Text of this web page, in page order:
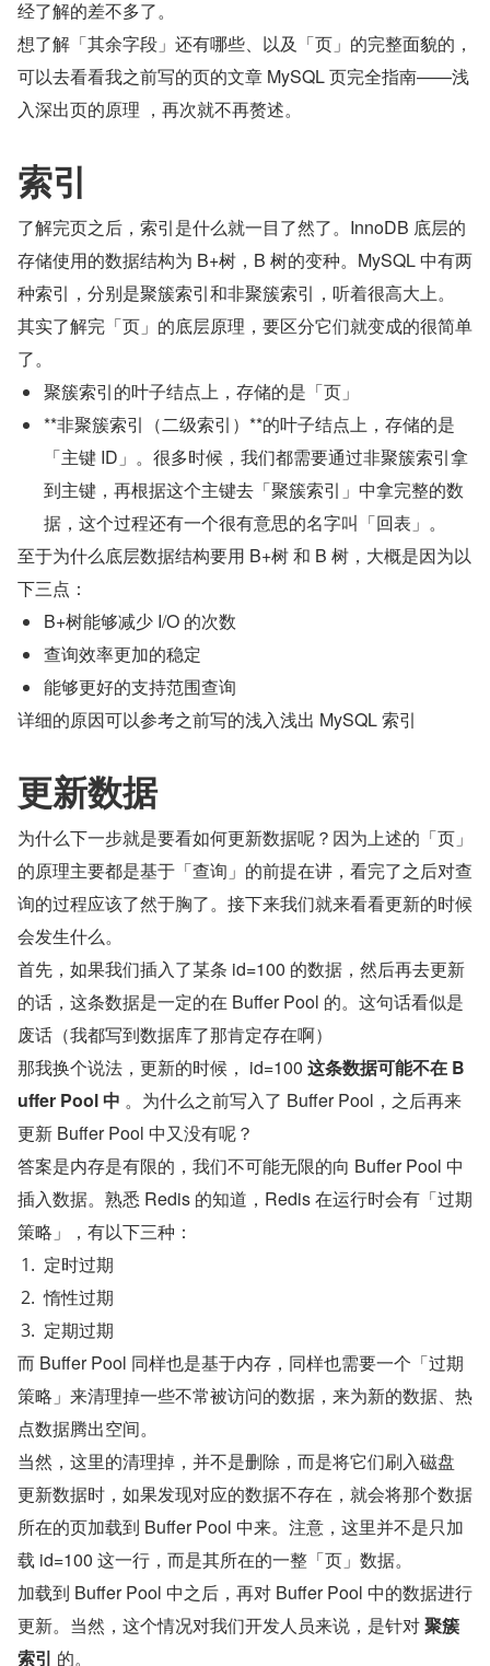
经了解的差不多了。
想了解「其余字段」还有哪些、以及「页」的完整面貌的，
可以去看看我之前写的页的文章 MySQL 页完全指南——浅
入深出页的原理 ，再次就不再赘述。
索引
了解完页之后，索引是什么就一目了然了。InnoDB 底层的
存储使用的数据结构为 B+树，B 树的变种。MySQL 中有两
种索引，分别是聚簇索引和非聚簇索引，听着很高大上。
其实了解完「页」的底层原理，要区分它们就变成的很简单
了。
聚簇索引的叶子结点上，存储的是「页」
**非聚簇索引（二级索引）**的叶子结点上，存储的是
「主键 ID」。很多时候，我们都需要通过非聚簇索引拿
到主键，再根据这个主键去「聚簇索引」中拿完整的数
据，这个过程还有一个很有意思的名字叫「回表」。
至于为什么底层数据结构要用 B+树 和 B 树，大概是因为以
下三点：
B+树能够减少 I/O 的次数
查询效率更加的稳定
能够更好的支持范围查询
详细的原因可以参考之前写的浅入浅出 MySQL 索引
更新数据
为什么下一步就是要看如何更新数据呢？因为上述的「页」
的原理主要都是基于「查询」的前提在讲，看完了之后对查
询的过程应该了然于胸了。接下来我们就来看看更新的时候
会发生什么。
首先，如果我们插入了某条 id=100 的数据，然后再去更新
的话，这条数据是一定的在 Buffer Pool 的。这句话看似是
废话（我都写到数据库了那肯定存在啊）
那我换个说法，更新的时候， id=100 这条数据可能不在 B
uffer Pool 中 。为什么之前写入了 Buffer Pool，之后再来
更新 Buffer Pool 中又没有呢？
答案是内存是有限的，我们不可能无限的向 Buffer Pool 中
插入数据。熟悉 Redis 的知道，Redis 在运行时会有「过期
策略」，有以下三种：
定时过期
惰性过期
定期过期
而 Buffer Pool 同样也是基于内存，同样也需要一个「过期
策略」来清理掉一些不常被访问的数据，来为新的数据、热
点数据腾出空间。
当然，这里的清理掉，并不是删除，而是将它们刷入磁盘
更新数据时，如果发现对应的数据不存在，就会将那个数据
所在的页加载到 Buffer Pool 中来。注意，这里并不是只加
载 id=100 这一行，而是其所在的一整「页」数据。
加载到 Buffer Pool 中之后，再对 Buffer Pool 中的数据进行
更新。当然，这个情况对我们开发人员来说，是针对 聚簇
索引 的。